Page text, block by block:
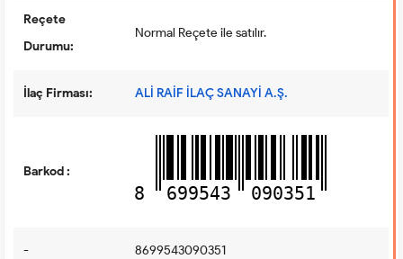
Reçete
Durumu:
Normal Reçete ile satılır.
İlaç Firması: ALİ RAİF İLAÇ SANAYİ A.Ş.
Barkod :
8 699543 090351
- 8699543090351